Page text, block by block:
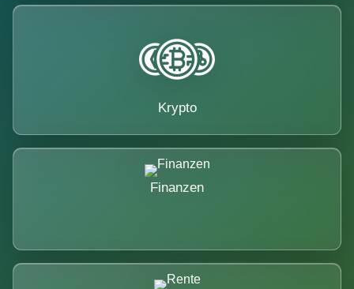
Krypto
Finanzen